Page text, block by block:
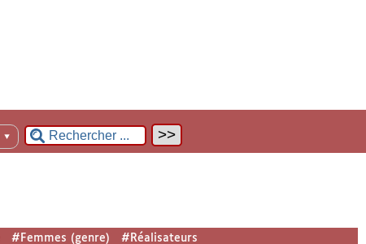
▼
#Femmes (genre)
#Réalisateurs